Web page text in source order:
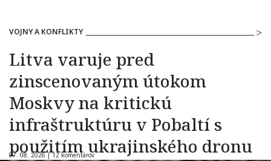
VOJNY A KONFLIKTY
Litva varuje pred
zinscenovaným útokom
Moskvy na kritickú
infraštruktúru v Pobaltí s
použitím ukrajinského dronu
07. 08. 2026 |12 komentárov